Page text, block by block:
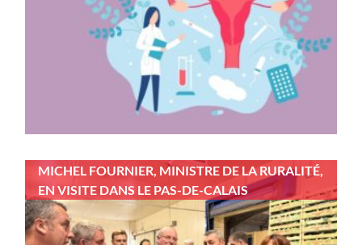
MICHEL FOURNIER, MINISTRE DE LA RURALITÉ,
EN VISITE DANS LE PAS-DE-CALAIS